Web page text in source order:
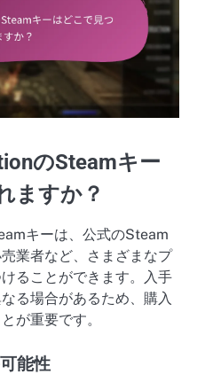
のSteamキー
ますか？
キーは、公式のSteam
業者など、さまざまなプ
ることができます。入手
る場合があるため、購入
が重要です。
能性